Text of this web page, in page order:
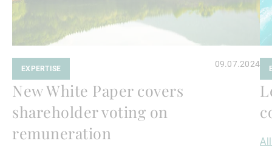
EXPERTISE 09.07.2024
New White Paper covers
shareholder voting on
remuneration